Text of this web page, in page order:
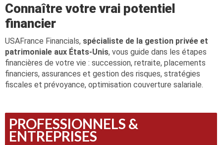
Connaître votre vrai potentiel
financier
USAFrance Financials, spécialiste de la gestion privée et
patrimoniale aux États-Unis, vous guide dans les étapes
financières de votre vie : succession, retraite, placements
financiers, assurances et gestion des risques, stratégies
fiscales et prévoyance, optimisation couverture salariale.
PROFESSIONNELS &
ENTREPRISES